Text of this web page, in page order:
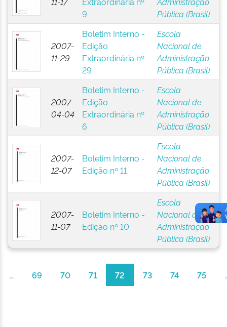
9
Pública (Brasil)
2007-
11-29
Boletim Interno -
Edição
Extraordinária nº
29
Escola
Nacional de
Administração
Pública (Brasil)
2007-
04-04
Boletim Interno -
Edição
Extraordinária nº
6
Escola
Nacional de
Administração
Pública (Brasil)
2007-
12-07
Boletim Interno -
Edição nº 11
Escola
Nacional de
Administração
Pública (Brasil)
2007-
11-07
Boletim Interno -
Edição nº 10
Escola
Nacional de
Administração
Pública (Brasil)
... 69 70 71 72 73 74 75